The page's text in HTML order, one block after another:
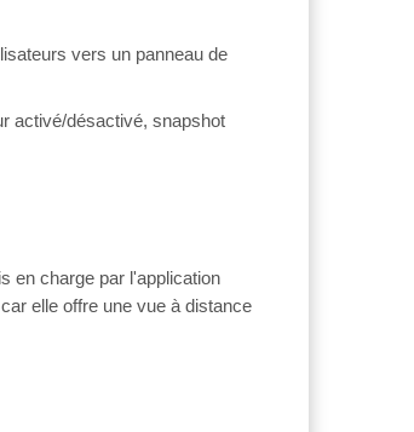
vers un panneau de
activé/désactivé, snapshot
en charge par l'application
elle offre une vue à distance